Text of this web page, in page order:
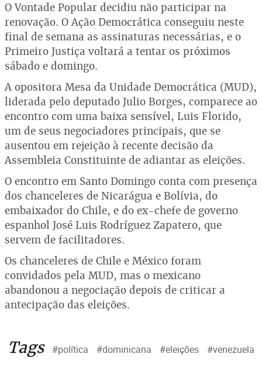
O Vontade Popular decidiu não participar na
renovação. O Ação Democrática conseguiu neste
final de semana as assinaturas necessárias, e o
Primeiro Justiça voltará a tentar os próximos
sábado e domingo.
A opositora Mesa da Unidade Democrática (MUD),
liderada pelo deputado Julio Borges, comparece ao
encontro com uma baixa sensível, Luis Florido,
um de seus negociadores principais, que se
ausentou em rejeição à recente decisão da
Assembleia Constituinte de adiantar as eleições.
O encontro em Santo Domingo conta com presença
dos chanceleres de Nicarágua e Bolívia, do
embaixador do Chile, e do ex-chefe de governo
espanhol José Luis Rodríguez Zapatero, que
servem de facilitadores.
Os chanceleres de Chile e México foram
convidados pela MUD, mas o mexicano
abandonou a negociação depois de criticar a
antecipação das eleições.
Tags #política #dominicana #eleições #venezuela